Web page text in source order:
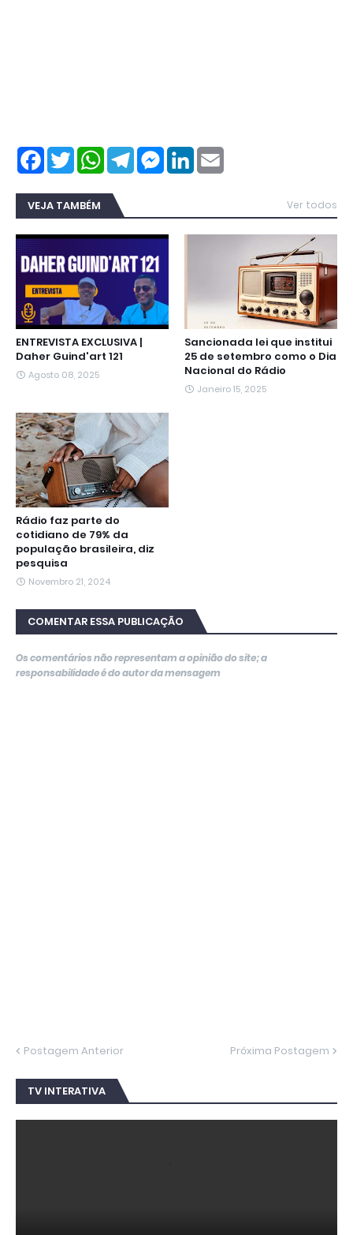
F
a
c
e
b
o
k
T
w
t
t
e
W
a
t
A
p
T
r
m
M
s
n
e
L
n
d
VEJA TAMBÉM Ver todos
ENTREVISTA EXCLUSIVA |
Daher Guind'art 121
Agosto 08, 2025
Sancionada lei que institui
25 de setembro como o Dia
Nacional do Rádio
Janeiro 15, 2025
Rádio faz parte do
cotidiano de 79% da
população brasileira, diz
pesquisa
Novembro 21, 2024
COMENTAR ESSA PUBLICAÇÃO
Os comentários não representam a opinião do site; a
responsabilidade é do autor da mensagem
Postagem Anterior Próxima Postagem
TV INTERATIVA